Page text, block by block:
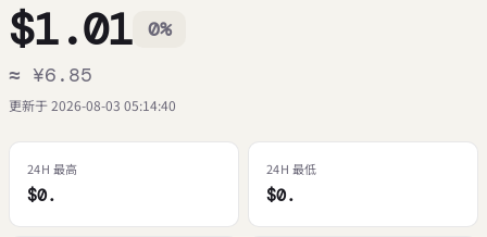
$1.01 0%
≈ ¥6.85
更新于 2026-08-03 05:14:40
24H 最高
$0.
24H 最低
$0.